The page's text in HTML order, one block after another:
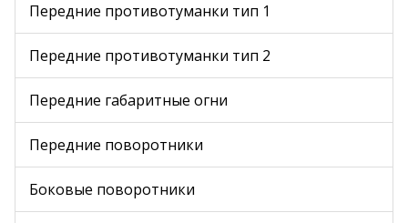
Передние противотуманки тип 1
Передние противотуманки тип 2
Передние габаритные огни
Передние поворотники
Боковые поворотники